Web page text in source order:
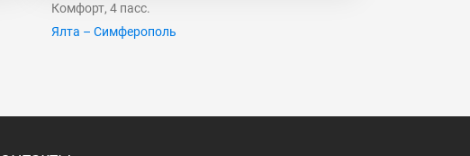
Комфорт, 4 пасс.
Ялта – Симферополь